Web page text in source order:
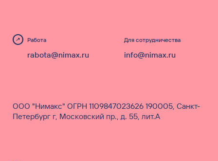
Работа
rabota@nimax.ru
Для сотрудничества
info@nimax.ru
ООО "Нимакс" ОГРН 1109847023626 190005, Санкт-
Петербург г, Московский пр., д. 55, лит.А